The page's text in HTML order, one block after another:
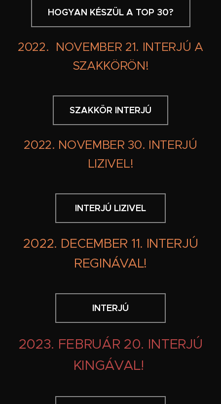
HOGYAN KÉSZÜL A TOP 30?
2022. NOVEMBER 21. INTERJÚ A
SZAKKÖRÖN!
SZAKKÖR INTERJÚ
2022. NOVEMBER 30. INTERJÚ
LIZIVEL!
INTERJÚ LIZIVEL
2022. DECEMBER 11. INTERJÚ
REGINÁVAL!
INTERJÚ
2023. FEBRUÁR 20. INTERJÚ
KINGÁVAL!